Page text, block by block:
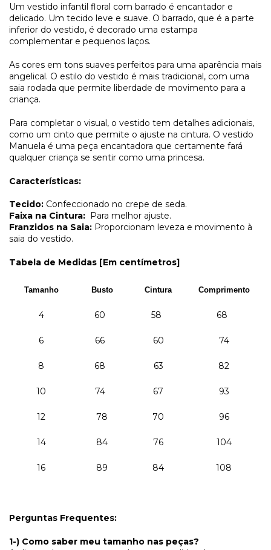
Um vestido infantil floral com barrado é encantador e
delicado. Um tecido leve e suave. O barrado, que é a parte
inferior do vestido, é decorado uma estampa
complementar e pequenos laços.
As cores em tons suaves perfeitos para uma aparência mais
angelical. O estilo do vestido é mais tradicional, com uma
saia rodada que permite liberdade de movimento para a
criança.
Para completar o visual, o vestido tem detalhes adicionais,
como um cinto que permite o ajuste na cintura. O vestido
Manuela é uma peça encantadora que certamente fará
qualquer criança se sentir como uma princesa.
Características:
Tecido: Confeccionado no crepe de seda.
Faixa na Cintura: Para melhor ajuste.
Franzidos na Saia: Proporcionam leveza e movimento à
saia do vestido.
Tabela de Medidas [Em centímetros]
Tamanho Busto Cintura Comprimento
4 60 58 68
6 66 60 74
8 68 63 82
10 74 67 93
12 78 70 96
14 84 76 104
16 89 84 108
Perguntas Frequentes:
1-) Como saber meu tamanho nas peças?